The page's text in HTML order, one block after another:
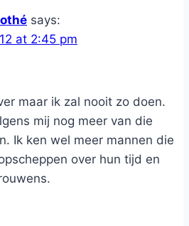
says:
at 2:45 pm
maar ik zal nooit zo doen.
mij nog meer van die
Ik ken wel meer mannen die
over hun tijd en